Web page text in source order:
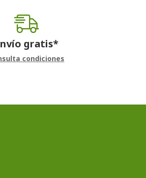
gratis*
condiciones